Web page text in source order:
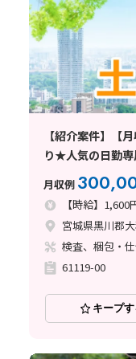
【紹介案件】【
り★人気の日勤
月収例
【時給】1,600
宮城県黒川郡
検査、梱包・
61119-00
キープす